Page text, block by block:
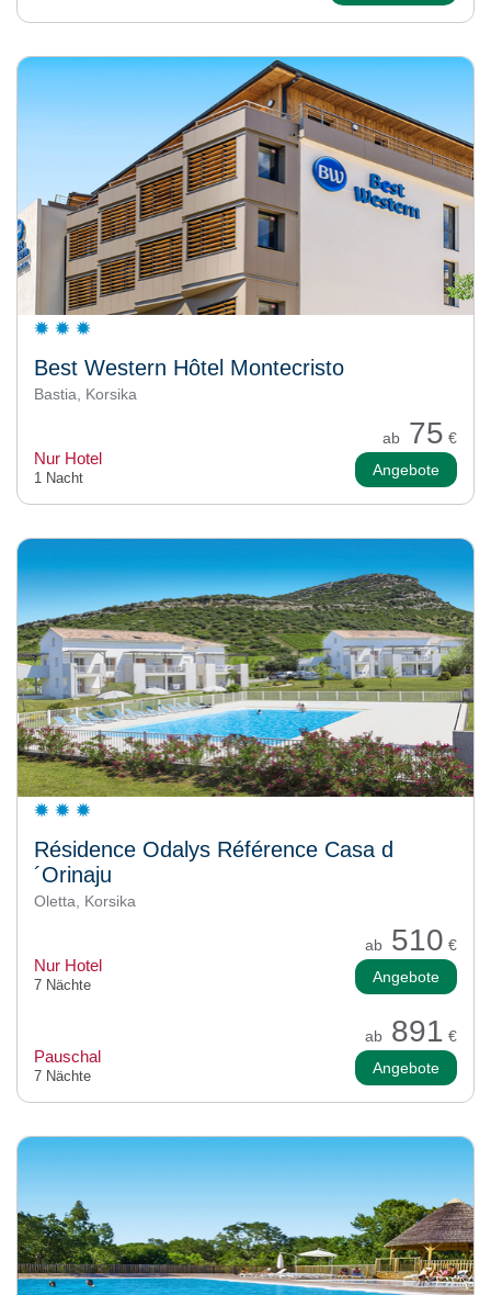
Best Western Hôtel Montecristo
Bastia, Korsika
ab 75 €
Nur Hotel
1 Nacht Angebote
Résidence Odalys Référence Casa d
´Orinaju
Oletta, Korsika
ab 510 €
Nur Hotel
7 Nächte Angebote
ab 891 €
Pauschal
7 Nächte Angebote